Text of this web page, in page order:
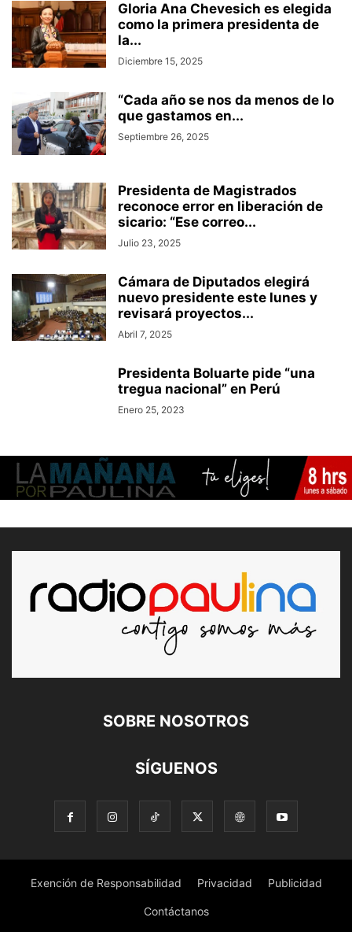
Gloria Ana Chevesich es elegida
como la primera presidenta de
la...
Diciembre 15, 2025
“Cada año se nos da menos de lo
que gastamos en...
Septiembre 26, 2025
Presidenta de Magistrados
reconoce error en liberación de
sicario: “Ese correo...
Julio 23, 2025
Cámara de Diputados elegirá
nuevo presidente este lunes y
revisará proyectos...
Abril 7, 2025
Presidenta Boluarte pide “una
tregua nacional” en Perú
Enero 25, 2023
SOBRE NOSOTROS
SÍGUENOS
Exención de Responsabilidad Privacidad Publicidad
Contáctanos